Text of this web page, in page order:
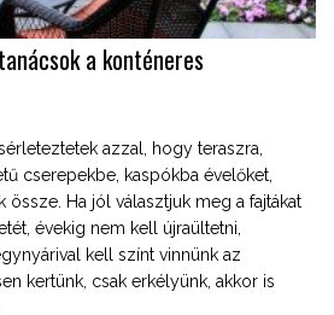
a konténeres
azzal, hogy teraszra,
cserepekbe, kaspókba évelőket,
Ha jól választjuk meg a fajtákat
évekig nem kell újraültetni,
kell színt vinnünk az
kertünk, csak erkélyünk, akkor is